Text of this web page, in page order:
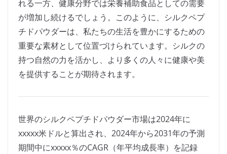
れる一方、健康分野では栄養補助食品としての需要
が増加し続けるでしょう。このように、シルクペプ
チドパウダーは、私たちの生活を豊かにするための
重要な素材として位置づけられています。シルクの
持つ自然の力を活かし、より多くの人々に健康や美
を提供することが期待されます。
世界のシルクペプチドパウダー市場は2024年に
xxxxx米ドルと算出され、2024年から2031年の予測
期間中にxxxxx％のCAGR（年平均成長率）を記録